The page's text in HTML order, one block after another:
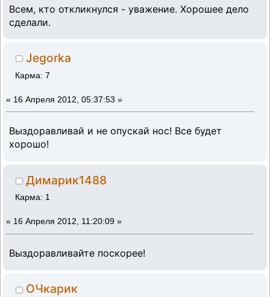
Всем, кто откликнулся - уважение. Хорошее дело
сделали.
Jegorka
Карма: 7
« 16 Апреля 2012, 05:37:53 »
Выздоравливай и не опускай нос! Все будет
хорошо!
Димарик1488
Карма: 1
« 16 Апреля 2012, 11:20:09 »
Выздоравливайте поскорее!
ОЧкарик